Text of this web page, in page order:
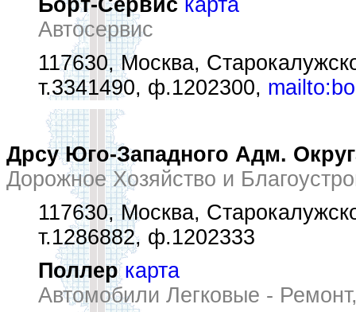
Борт-Сервис карта
Автосервис
117630, Москва,
т.3341490, ф.1202300,
Дрсу Юго-Западного Адм.
Дорожное Хозяйство и
117630, Москва,
т.1286882, ф.1202333
Поллер карта
Автомобили Легковые -